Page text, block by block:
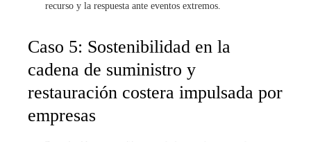
recurso y la respuesta ante eventos extremos.
Caso 5: Sostenibilidad en la
cadena de suministro y
restauración costera impulsada por
empresas